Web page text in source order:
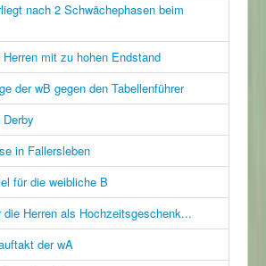
nach 2 Schwächephasen beim
mit zu hohen Endstand
der wB gegen den Tabellenführer
in Fallersleben
für die weibliche B
Herren als Hochzeitsgeschenk...
der wA